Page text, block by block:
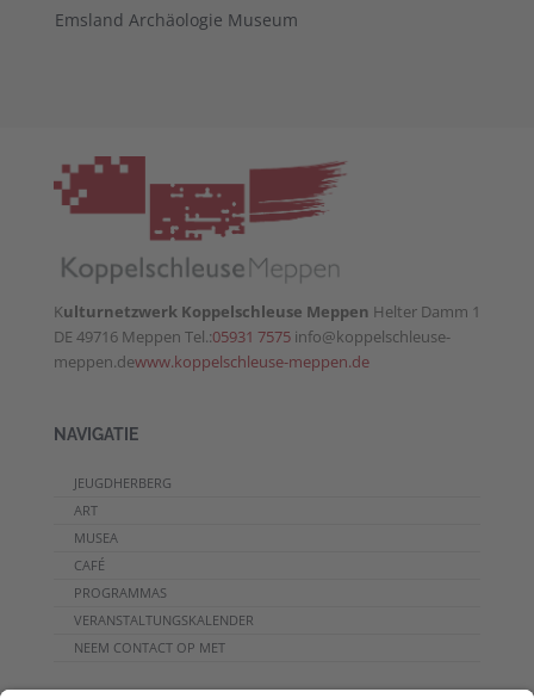
Emsland Archäologie Museum
Kulturnetzwerk Koppelschleuse Meppen Helter Damm 1
DE 49716 Meppen Tel.:05931 7575info@koppelschleuse-
meppen.dewww.koppelschleuse-meppen.de
NAVIGATIE
JEUGDHERBERG
ART
MUSEA
CAFÉ
PROGRAMMAS
VERANSTALTUNGSKALENDER
NEEM CONTACT OP MET